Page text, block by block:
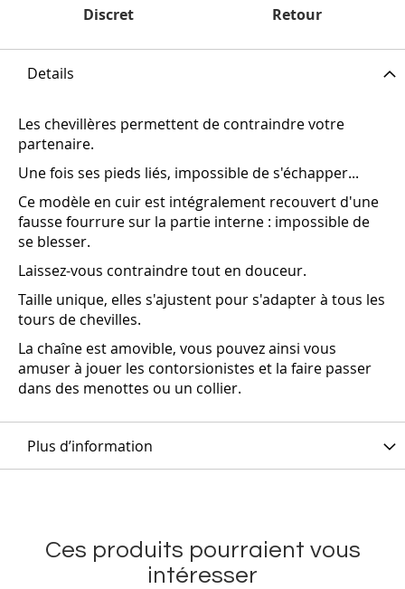
Discret
Retour
Details
Les chevillères permettent de contraindre votre
partenaire.
Une fois ses pieds liés, impossible de s'échapper...
Ce modèle en cuir est intégralement recouvert d'une
fausse fourrure sur la partie interne : impossible de
se blesser.
Laissez-vous contraindre tout en douceur.
Taille unique, elles s'ajustent pour s'adapter à tous les
tours de chevilles.
La chaîne est amovible, vous pouvez ainsi vous
amuser à jouer les contorsionistes et la faire passer
dans des menottes ou un collier.
Plus d’information
Ces produits pourraient vous
intéresser